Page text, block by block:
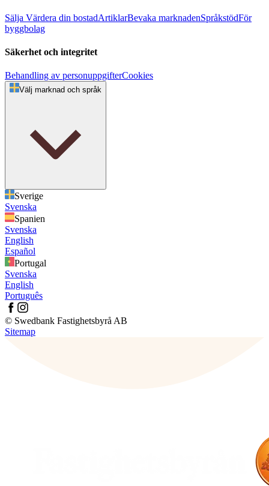
Sälja Värdera din bostadArtiklarBevaka marknadenSpråkstödFör
byggbolag
Säkerhet och integritet
Behandling av personuppgifterCookies
Välj marknad och språk
Sverige
Svenska
Spanien
Svenska
English
Español
Portugal
Svenska
English
Português
© Swedbank Fastighetsbyrå AB
Sitemap